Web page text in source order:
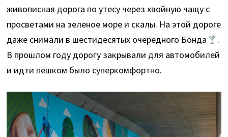
живописная дорога по утесу через хвойную чащу с
просветами на зеленое море и скалы. На этой дороге
даже снимали в шестидесятых очередного Бонда
.
В прошлом году дорогу закрывали для автомобилей
и идти пешком было суперкомфортно.